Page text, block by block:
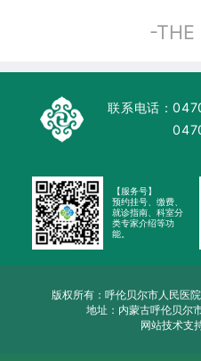
-THE
联系电话：
【服务号】
预约挂号、缴费、
就诊指南、科室分
类专家介绍等功
能。
版权所有：呼伦贝尔市人民医
地址：内蒙古呼伦贝尔
网站技术支